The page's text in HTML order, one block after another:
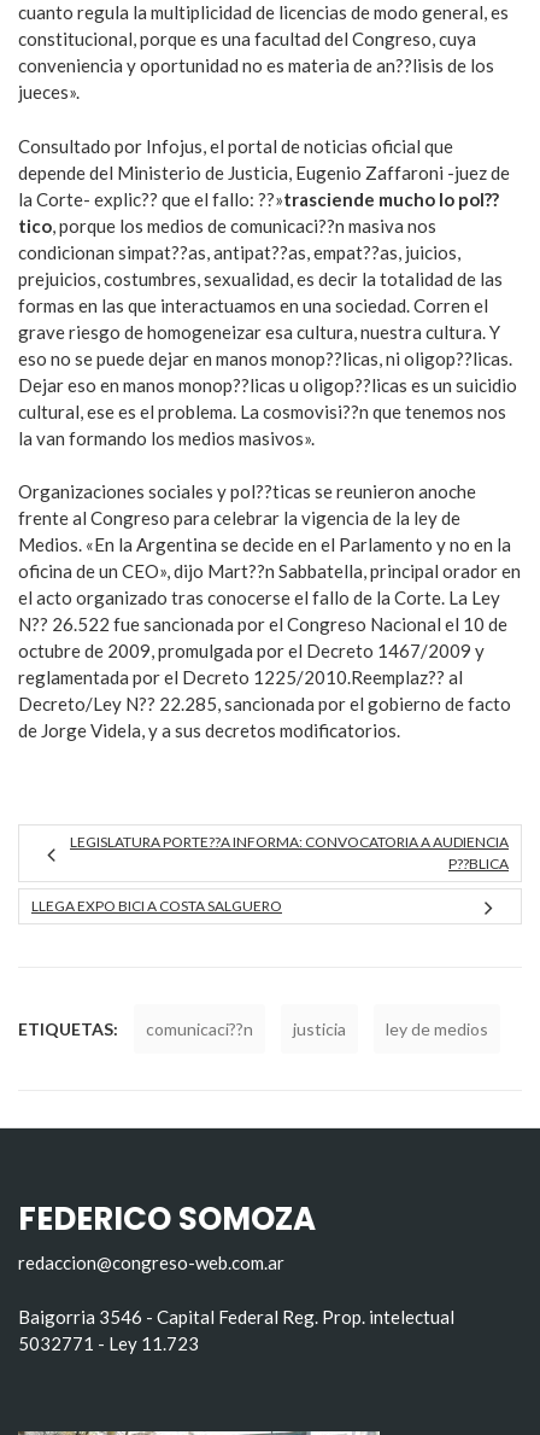
cuanto regula la multiplicidad de licencias de modo general, es
constitucional, porque es una facultad del Congreso, cuya
conveniencia y oportunidad no es materia de an??lisis de los
jueces».
Consultado por Infojus, el portal de noticias oficial que
depende del Ministerio de Justicia, Eugenio Zaffaroni -juez de
la Corte- explic?? que el fallo: ??»trasciende mucho lo pol??
tico , porque los medios de comunicaci??n masiva nos
condicionan simpat??as, antipat??as, empat??as, juicios,
prejuicios, costumbres, sexualidad, es decir la totalidad de las
formas en las que interactuamos en una sociedad. Corren el
grave riesgo de homogeneizar esa cultura, nuestra cultura. Y
eso no se puede dejar en manos monop??licas, ni oligop??licas.
Dejar eso en manos monop??licas u oligop??licas es un suicidio
cultural, ese es el problema. La cosmovisi??n que tenemos nos
la van formando los medios masivos».
Organizaciones sociales y pol??ticas se reunieron anoche
frente al Congreso para celebrar la vigencia de la ley de
Medios. «En la Argentina se decide en el Parlamento y no en la
oficina de un CEO», dijo Mart??n Sabbatella, principal orador en
el acto organizado tras conocerse el fallo de la Corte. La Ley
N?? 26.522 fue sancionada por el Congreso Nacional el 10 de
octubre de 2009, promulgada por el Decreto 1467/2009 y
reglamentada por el Decreto 1225/2010.Reemplaz?? al
Decreto/Ley N?? 22.285, sancionada por el gobierno de facto
de Jorge Videla, y a sus decretos modificatorios.
LEGISLATURA PORTE??A INFORMA: CONVOCATORIA A AUDIENCIA
P??BLICA
LLEGA EXPO BICI A COSTA SALGUERO
ETIQUETAS: comunicaci??n justicia ley de medios
FEDERICO SOMOZA
redaccion@congreso-web.com.ar
Baigorria 3546 - Capital Federal Reg. Prop. intelectual
5032771 - Ley 11.723